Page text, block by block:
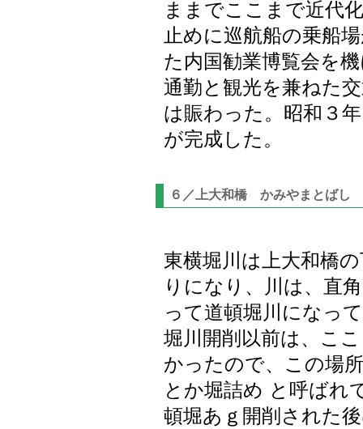
ままでここまで近代
止めに巡航船の乗船
た内国勧業博覧会を
通勤と観光を兼ねた
は賑わった。昭和３
が完成した。
６／上大和橋 かみやまとばし
東横堀川は上大和橋
りになり、川は、直
って道頓堀川になっ
堀川開削以前は、こ
かったので、この場
とか堀詰め と呼ばれ
頓堀あｇ開削された